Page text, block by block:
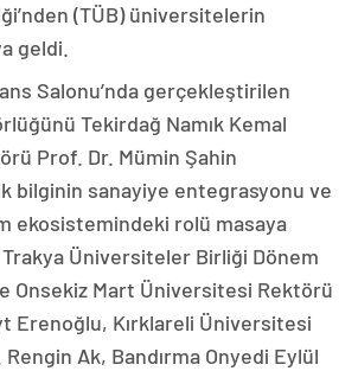
(TÜB) üniversitelerin
geldi.
Salonu’nda gerçekleştirilen
Tekirdağ Namık Kemal
Prof. Dr. Mümin Şahin
bilginin sanayiye entegrasyonu ve
ekosistemindeki rolü masaya
Trakya Üniversiteler Birliği Dönem
Onsekiz Mart Üniversitesi Rektörü
Erenoğlu, Kırklareli Üniversitesi
Ak, Bandırma Onyedi Eylül